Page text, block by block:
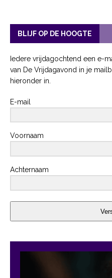
BLIJF OP DE HOOGTE
Iedere vrijdagochtend een e-
van De Vrijdagavond in je
hieronder in.
E-mail
Voornaam
Achternaam